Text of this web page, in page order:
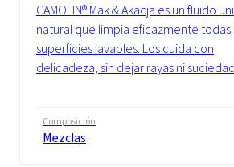
CAMOLIN® Mak & Akacja es un fluido
natural que limpia eficazmente todas
superficies lavables. Los cuida con
delicadeza, sin dejar rayas ni
Composición
Mezclas